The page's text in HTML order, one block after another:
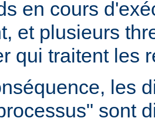
en cours
et plusieurs
qui traitent les
les
sont